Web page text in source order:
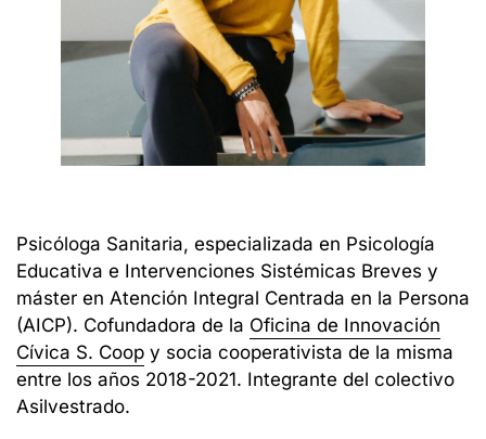
Psicóloga Sanitaria, especializada en Psicología
Educativa e Intervenciones Sistémicas Breves y
máster en Atención Integral Centrada en la Persona
(AICP). Cofundadora de la Oficina de Innovación
Cívica S. Coop y socia cooperativista de la misma
entre los años 2018-2021. Integrante del colectivo
Asilvestrado.